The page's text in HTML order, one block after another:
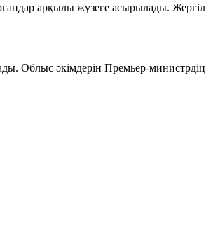
арқылы жүзеге асырылады.
Облыс әкімдерін Премьер-